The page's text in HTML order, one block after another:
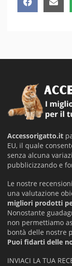
Share
on
Facebook
on
Email
Accessorigatto.it
EU, il quale
senza alcuna
pubblicizzando e
Le nostre
una valutazione
migliori prodotti
Nonostante
non permettiamo
bontà delle nostre
Puoi fidarti delle
INVIACI LA TUA